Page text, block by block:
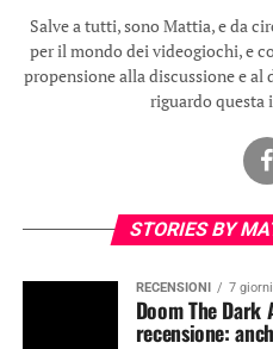
Salve a tutti, sono Mattia, e da
per il mondo dei videogiochi, e
propensione alla discussione e
riguardo questa
STORIES BY
RECENSIONI 7
Doom The Dark
recensione: